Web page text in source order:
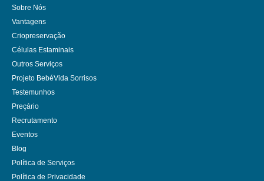
Sobre Nós
Vantagens
Criopreservação
Células Estaminais
Outros Serviços
Projeto BebéVida Sorrisos
Testemunhos
Preçário
Recrutamento
Eventos
Blog
Política de Serviços
Política de Privacidade